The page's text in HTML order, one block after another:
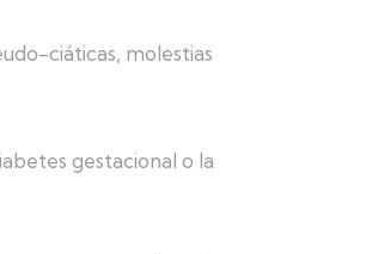
ciáticas, molestias
gestacional o la